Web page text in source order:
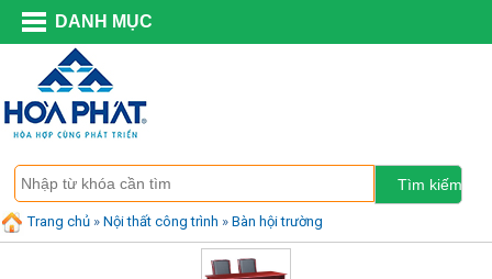
DANH MỤC
Trang chủ » Nội thất công trình » Bàn hội trường